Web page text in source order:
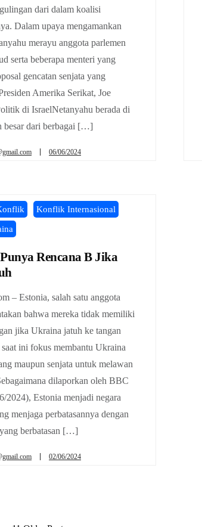
dari dalam koalisi
Dalam upaya mengamankan
merayu anggota parlemen
serta beberapa menteri yang
gencatan senjata yang
Amerika Serikat, Joe
di IsraelNetanyahu berada di
besar dari berbagai […]
06/06/2024
Konflik Internasional
Rencana B Jika
– Estonia, salah satu anggota
bahwa mereka tidak memiliki
jika Ukraina jatuh ke tangan
ini fokus membantu Ukraina
maupun senjata untuk melawan
dilaporkan oleh BBC
2024), Estonia menjadi negara
menjaga perbatasannya dengan
berbatasan […]
02/06/2024